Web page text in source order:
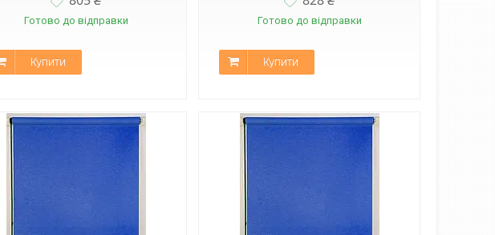
Готово до відправки
Купити
Готово до відправки
Купити